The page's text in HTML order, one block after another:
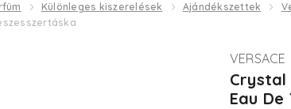
Különleges kiszerelések Ajándékszettek
VERSACE
Eau